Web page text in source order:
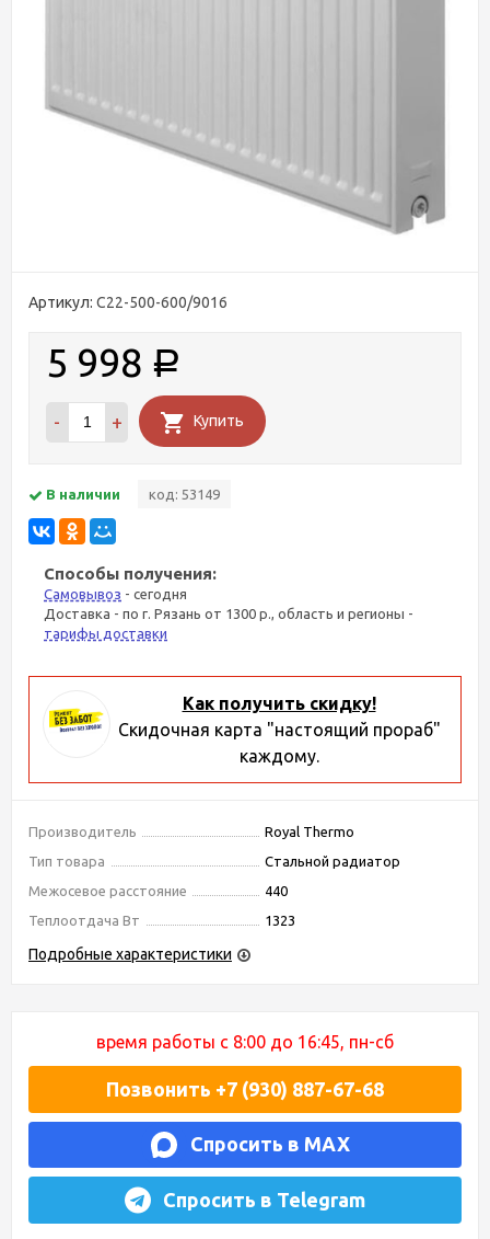
Артикул: C22-500-600/9016
5 998 Р
- + Купить
В наличии код: 53149
Способы получения:
Самовывоз - сегодня
Доставка - по г. Рязань от 1300 р., область и регионы -
тарифы доставки
Как получить скидку!
Скидочная карта "настоящий прораб"
каждому.
Производитель
Royal Thermo
Тип товара
Стальной радиатор
Межосевое расстояние
440
Теплоотдача Вт
1323
Подробные характеристики
время работы с 8:00 до 16:45, пн-сб
Позвонить +7 (930) 887-67-68
Спросить в MAX
Спросить в Telegram